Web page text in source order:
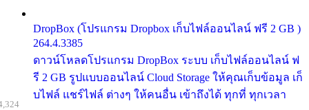
DropBox (โปรแกรม Dropbox เก็บไฟล์ออนไลน์ ฟรี 2 GB )
264.4.3385
ดาวน์โหลดโปรแกรม DropBox ระบบ เก็บไฟล์ออนไลน์ ฟ
รี 2 GB รูปแบบออนไลน์ Cloud Storage ให้คุณเก็บข้อมูล เก็
บไฟล์ แชร์ไฟล์ ต่างๆ ให้คนอื่น เข้าถึงได้ ทุกที่ ทุกเวลา